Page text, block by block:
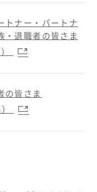
トナー・パートナ
・退職者の皆さま
の皆さま